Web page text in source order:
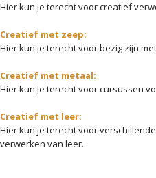
Hier kun je terecht voor creatief
Creatief met zeep:
Hier kun je terecht voor bezig zijn
Creatief met metaal:
Hier kun je terecht voor cursussen
Creatief met leer:
Hier kun je terecht voor
verwerken van leer.